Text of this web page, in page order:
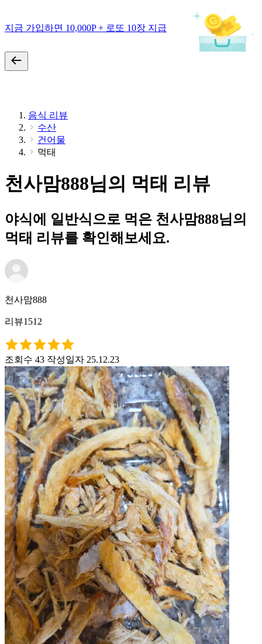
지금 가입하면 10,000P + 로또 10장 지급
음식 리뷰
수산
건어물
먹태
천사맘888님의 먹태 리뷰
야식에 일반식으로 먹은 천사맘888님의
먹태 리뷰를 확인해보세요.
천사맘888
리뷰1512
조회수 43 작성일자 25.12.23